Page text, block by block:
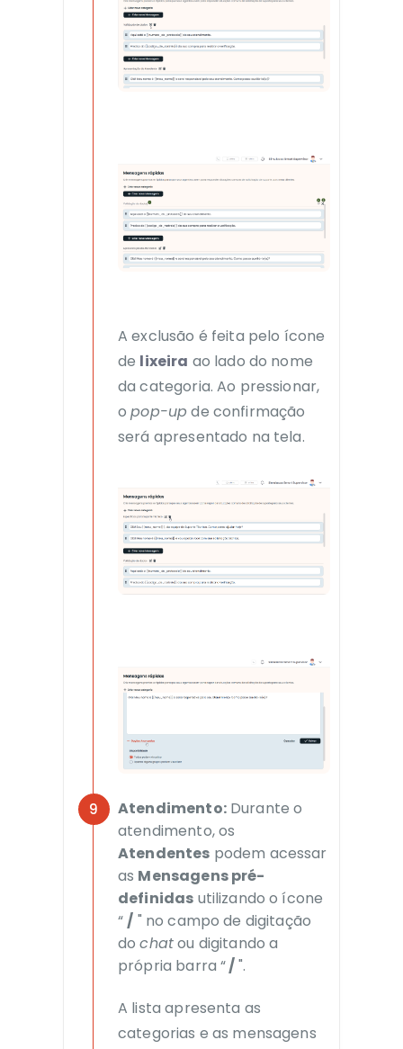
A exclusão é feita pelo ícone
de lixeira ao lado do nome
da categoria. Ao pressionar,
opop-up de confirmação
será apresentado na tela.
Atendimento:Durante o
atendimento, os
Atendentes podem acessar
as Mensagens pré-
definidas utilizando o ícone
“/ " no campo de digitação
dochatou digitando a
própria barra “/".
A lista apresenta as
categorias e as mensagens